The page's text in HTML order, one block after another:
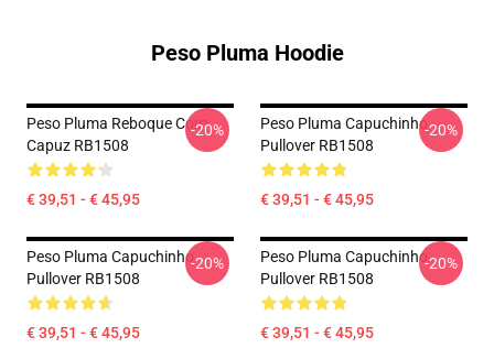
Peso Pluma Hoodie
Peso Pluma Reboque Com
Capuz RB1508
€ 39,51 - € 45,95
-20%
Peso Pluma Capuchinho
Pullover RB1508
€ 39,51 - € 45,95
-20%
Peso Pluma Capuchinho
Pullover RB1508
€ 39,51 - € 45,95
-20%
Peso Pluma Capuchinho
Pullover RB1508
€ 39,51 - € 45,95
-20%